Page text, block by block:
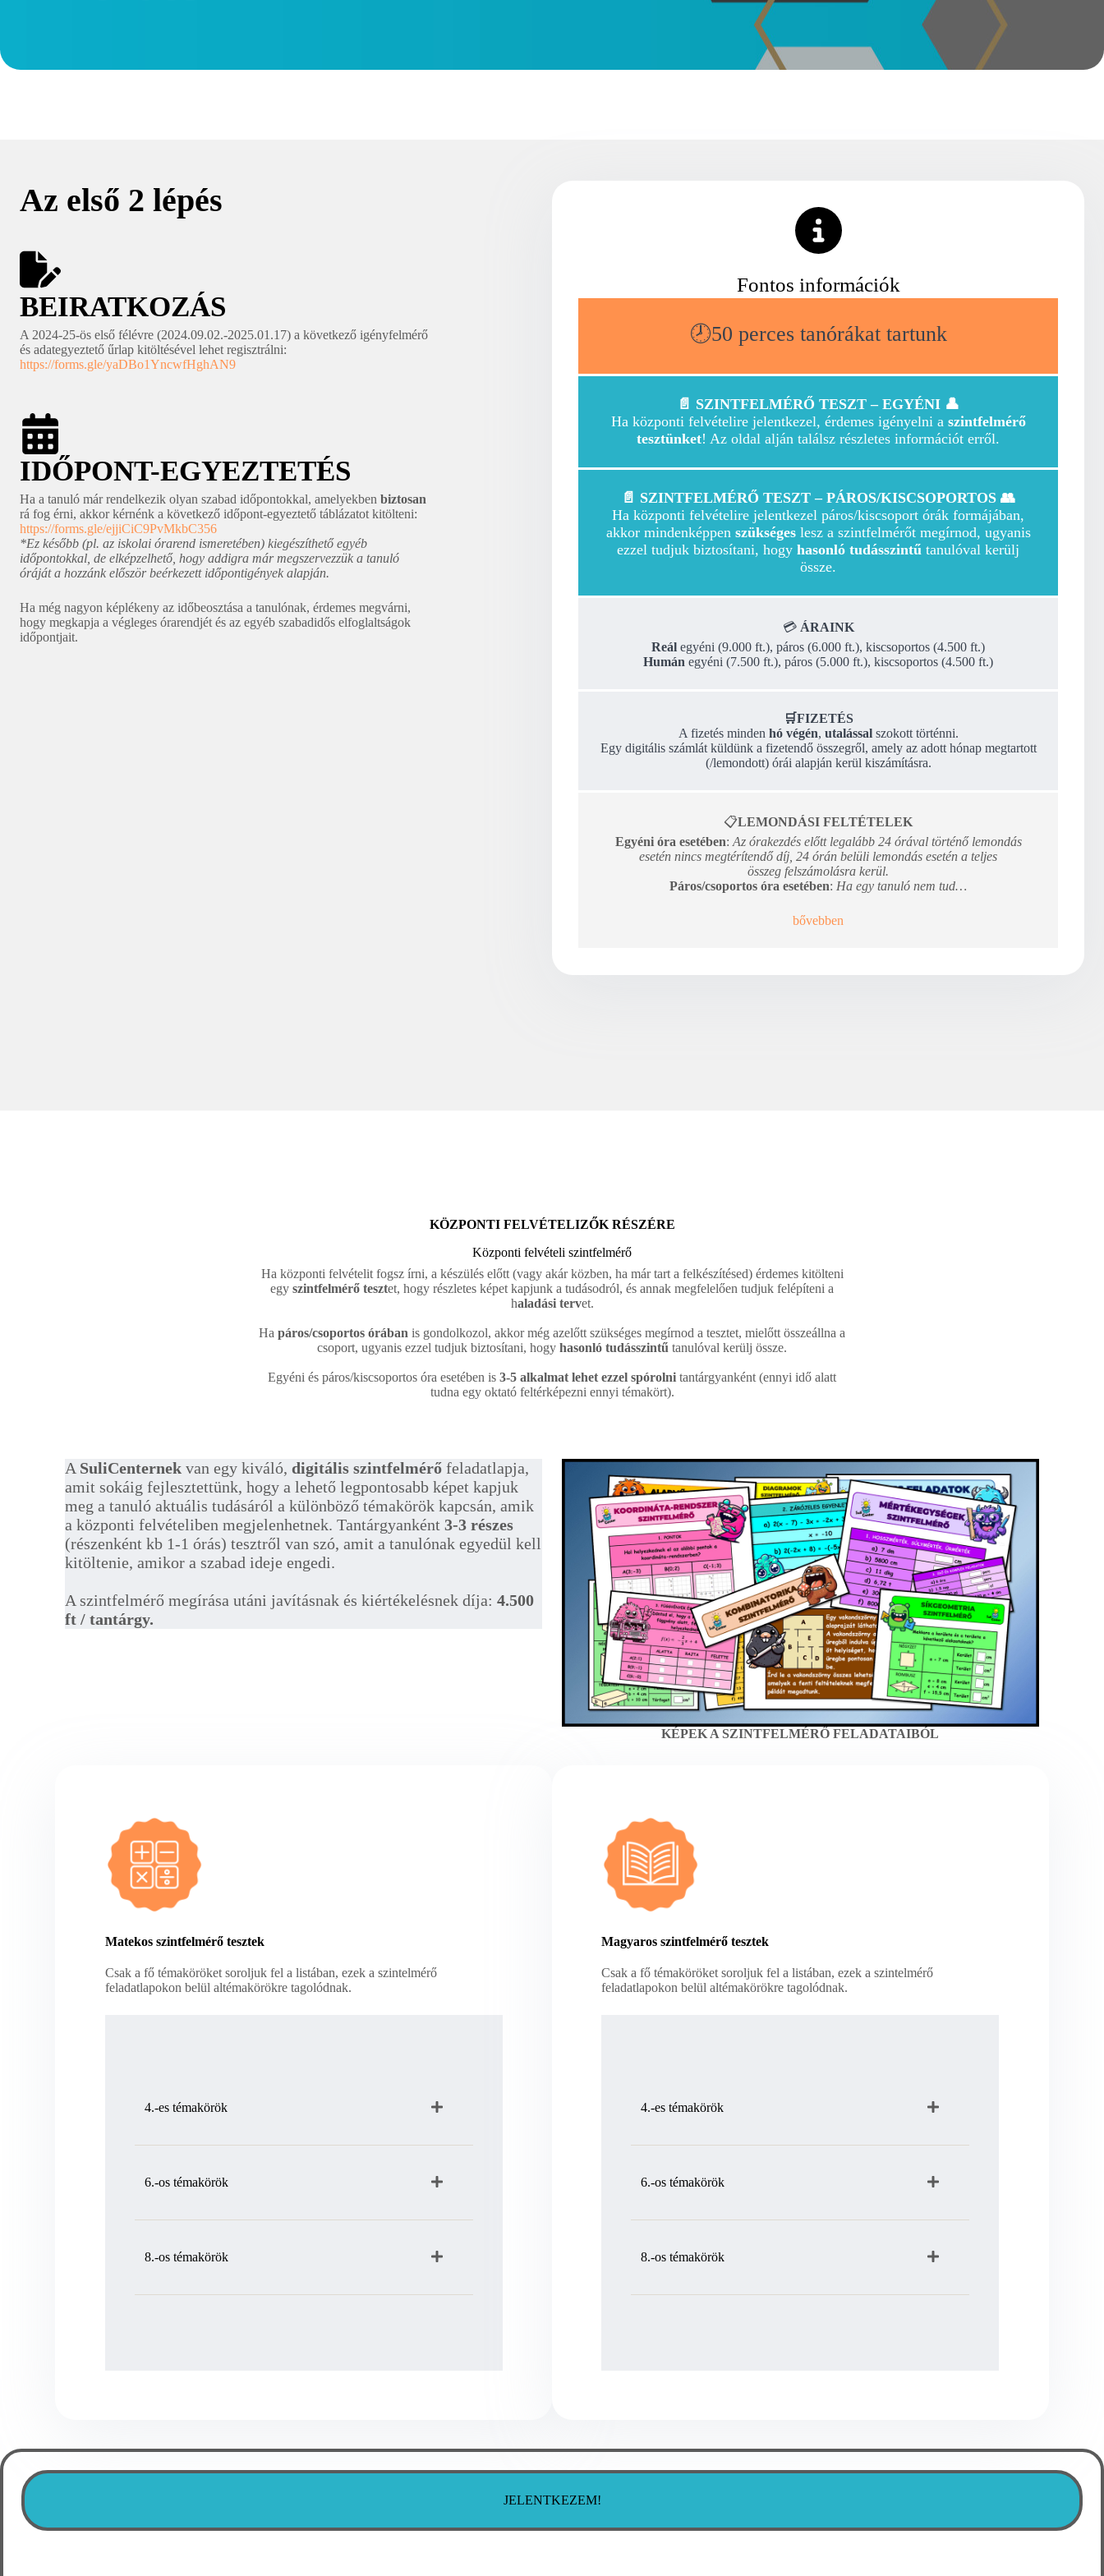
Az első 2 lépés
BEIRATKOZÁS
A 2024-25-ös első félévre (2024.09.02.-2025.01.17) a következő igényfelmérő
és adategyeztető űrlap kitöltésével lehet regisztrálni:
https://forms.gle/yaDBo1YncwfHghAN9
IDŐPONT-EGYEZTETÉS
Ha a tanuló már rendelkezik olyan szabad időpontokkal, amelyekben biztosan
rá fog érni, akkor kérnénk a következő időpont-egyeztető táblázatot kitölteni:
https://forms.gle/ejjiCiC9PvMkbC356
*Ez később (pl. az iskolai órarend ismeretében) kiegészíthető egyéb
időpontokkal, de elképzelhető, hogy addigra már megszervezzük a tanuló
óráját a hozzánk először beérkezett időpontigények alapján.
Ha még nagyon képlékeny az időbeosztása a tanulónak, érdemes megvárni,
hogy megkapja a végleges órarendjét és az egyéb szabadidős elfoglaltságok
időpontjait.
Fontos információk
🕗50 perces tanórákat tartunk
📄 SZINTFELMÉRŐ TESZT – EGYÉNI 👤
Ha központi felvételire jelentkezel, érdemes igényelni a szintfelmérő
tesztünket! Az oldal alján találsz részletes információt erről.
📄 SZINTFELMÉRŐ TESZT – PÁROS/KISCSOPORTOS 👥
Ha központi felvételire jelentkezel páros/kiscsoport órák formájában,
akkor mindenképpen szükséges lesz a szintfelmérőt megírnod, ugyanis
ezzel tudjuk biztosítani, hogy hasonló tudásszintű tanulóval kerülj
össze.
💳 ÁRAINK
Reál egyéni (9.000 ft.), páros (6.000 ft.), kiscsoportos (4.500 ft.)
Humán egyéni (7.500 ft.), páros (5.000 ft.), kiscsoportos (4.500 ft.)
🛒FIZETÉS
A fizetés minden hó végén, utalássalszokott történni.
Egy digitális számlát küldünk a fizetendő összegről, amely az adott hónap megtartott
(/lemondott) órái alapján kerül kiszámításra.
📋LEMONDÁSI FELTÉTELEK
Egyéni óra esetében: Az órakezdés előtt legalább 24 órával történő lemondás
esetén nincs megtérítendő díj, 24 órán belüli lemondás esetén a teljes
összeg felszámolásra kerül.
Páros/csoportos óra esetében: Ha egy tanuló nem tud…
bővebben
KÖZPONTI FELVÉTELIZŐK RÉSZÉRE
Központi felvételi szintfelmérő
Ha központi felvételit fogsz írni, a készülés előtt (vagy akár közben, ha már tart a felkészítésed) érdemes kitölteni
egy szintfelmérő tesztet, hogy részletes képet kapjunk a tudásodról, és annak megfelelően tudjuk felépíteni a
haladási tervet.
Ha páros/csoportos órában is gondolkozol, akkor még azelőtt szükséges megírnod a tesztet, mielőtt összeállna a
csoport, ugyanis ezzel tudjuk biztosítani, hogy hasonló tudásszintű tanulóval kerülj össze.
Egyéni és páros/kiscsoportos óra esetében is 3-5 alkalmat lehet ezzel spórolni tantárgyanként (ennyi idő alatt
tudna egy oktató feltérképezni ennyi témakört).
A SuliCenternekvan egy kiváló,digitális szintfelmérőfeladatlapja,
amit sokáig fejlesztettünk, hogy a lehető legpontosabb képet kapjuk
meg a tanuló aktuális tudásáról a különböző témakörök kapcsán, amik
a központi felvételiben megjelenhetnek. Tantárgyanként3-3 részes
(részenként kb 1-1 órás) tesztről van szó, amit a tanulónak egyedül kell
kitöltenie, amikor a szabad ideje engedi.
A szintfelmérő megírása utáni javításnak és kiértékelésnek díja:4.500
ft / tantárgy.
KÉPEK A SZINTFELMÉRŐ FELADATAIBÓL
Matekos szintfelmérő tesztek
Csak a fő témaköröket soroljuk fel a listában, ezek a szintelmérő
feladatlapokon belül altémakörökre tagolódnak.
4.-es témakörök
6.-os témakörök
8.-os témakörök
Magyaros szintfelmérő tesztek
Csak a fő témaköröket soroljuk fel a listában, ezek a szintelmérő
feladatlapokon belül altémakörökre tagolódnak.
4.-es témakörök
6.-os témakörök
8.-os témakörök
JELENTKEZEM!